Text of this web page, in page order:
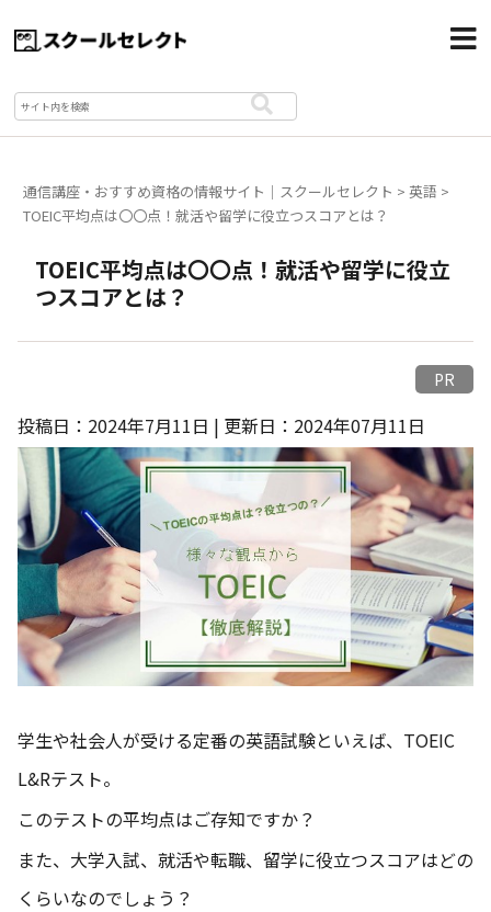
通信講座・おすすめ資格の情報サイト｜スクールセレクト >英語 >
TOEIC平均点は〇〇点！就活や留学に役立つスコアとは？
TOEIC平均点は〇〇点！就活や留学に役立
つスコアとは？
PR
投稿日：2024年7月11日 | 更新日：2024年07月11日
学生や社会人が受ける定番の英語試験といえば、TOEIC
L&Rテスト。
このテストの平均点はご存知ですか？
また、大学入試、就活や転職、留学に役立つスコアはどの
くらいなのでしょう？